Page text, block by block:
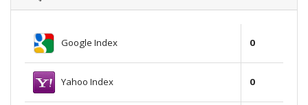
Google Index 0
Yahoo Index 0